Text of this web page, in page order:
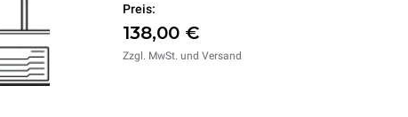
Preis:
138,00 €
Zzgl. MwSt. und Versand